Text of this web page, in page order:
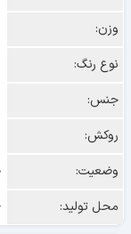
وزن:
نوع رنگ:
جنس:
روکش:
وضعیت:
محل تولید: